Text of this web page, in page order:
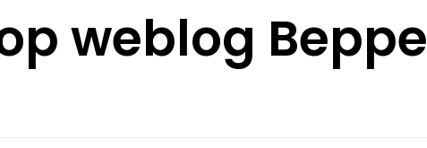
weblog Beppe